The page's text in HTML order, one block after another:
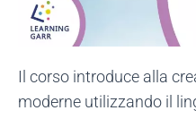
Il corso introduce alla
moderne utilizzando il